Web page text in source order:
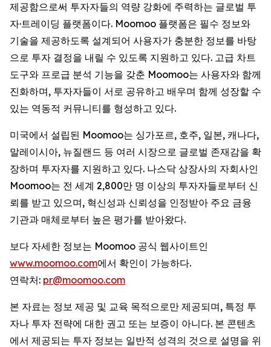
제공함으로써 투자자들의 역량 강화에 주력하는 글로벌 투
자·트레이딩 플랫폼이다. Moomoo 플랫폼은 필수 정보와
기술을 제공하도록 설계되어 사용자가 충분한 정보를 바탕
으로 투자 결정을 내릴 수 있도록 지원하고 있다. 고급 차트
도구와 프로급 분석 기능을 갖춘 Moomoo는 사용자와 함께
진화하며, 투자자들이 서로 공유하고 배우며 함께 성장할 수
있는 역동적 커뮤니티를 형성하고 있다.
미국에서 설립된 Moomoo는 싱가포르, 호주, 일본, 캐나다,
말레이시아, 뉴질랜드 등 여러 시장으로 글로벌 존재감을 확
장하며 투자자를 지원하고 있다. 나스닥 상장사의 자회사인
Moomoo는 전 세계 2,800만 명 이상의 투자자들로부터 신
뢰를 받고 있으며, 혁신성과 신뢰성을 인정받아 주요 금융
기관과 매체로부터 높은 평가를 받아왔다.
보다 자세한 정보는 Moomoo 공식 웹사이트인
www.moomoo.com에서 확인이 가능하다.
연락처: pr@moomoo.com
본 자료는 정보 제공 및 교육 목적으로만 제공되며, 특정 투
자나 투자 전략에 대한 권고 또는 보증이 아니다. 본 콘텐츠
에서 제공되는 투자 정보는 일반적 성격의 것으로 설명을 위